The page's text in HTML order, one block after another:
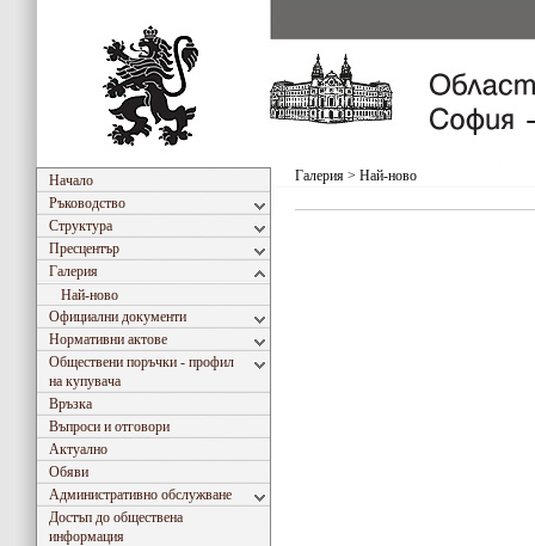
Начало
Ръководство
Структура
Пресцентър
Галерия
Най-ново
Официални документи
Нормативни актове
Обществени поръчки - профил
на купувача
Връзка
Въпроси и отговори
Актуално
Обяви
Административно обслужване
Достъп до обществена
информация
Галерия > Най-ново